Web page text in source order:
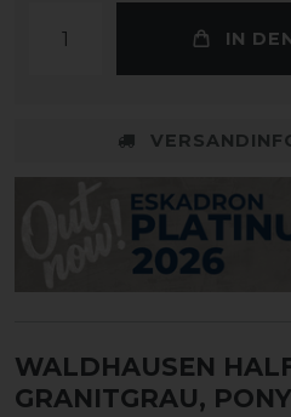
IN
WALDHAUSEN
GRANITGRAU, PONY